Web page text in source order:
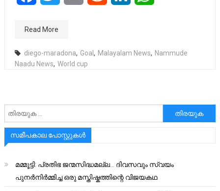
Read More
diego-maradona, Goal, Malayalam News, Nammude
Naadu News, World cup
അനേഷിക്കുക
സമീപകാല പോസ്റ്റുകൾ
മമ്മൂട്ടി: പ്രതിഭ ജന്മസിദ്ധമല്ല… ദിവസവും സ്വയം
പുനർനിർമ്മിച്ച ഒരു മസ്തിഷ്കത്തിന്റെ വിജയകഥ